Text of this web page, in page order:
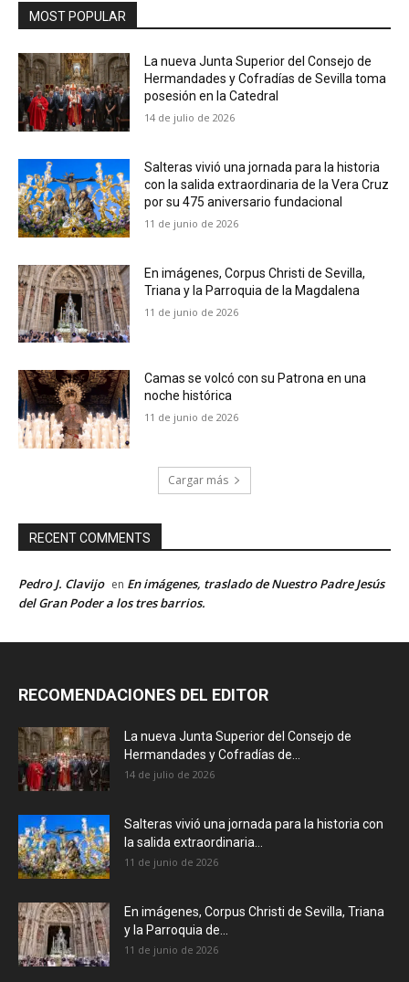
MOST POPULAR
La nueva Junta Superior del Consejo de
Hermandades y Cofradías de Sevilla toma
posesión en la Catedral
14 de julio de 2026
Salteras vivió una jornada para la historia
con la salida extraordinaria de la Vera Cruz
por su 475 aniversario fundacional
11 de junio de 2026
En imágenes, Corpus Christi de Sevilla,
Triana y la Parroquia de la Magdalena
11 de junio de 2026
Camas se volcó con su Patrona en una
noche histórica
11 de junio de 2026
Cargar más
RECENT COMMENTS
Pedro J. Clavijo en En imágenes, traslado de Nuestro Padre Jesús
del Gran Poder a los tres barrios.
RECOMENDACIONES DEL EDITOR
La nueva Junta Superior del Consejo de
Hermandades y Cofradías de...
14 de julio de 2026
Salteras vivió una jornada para la historia con
la salida extraordinaria...
11 de junio de 2026
En imágenes, Corpus Christi de Sevilla, Triana
y la Parroquia de...
11 de junio de 2026